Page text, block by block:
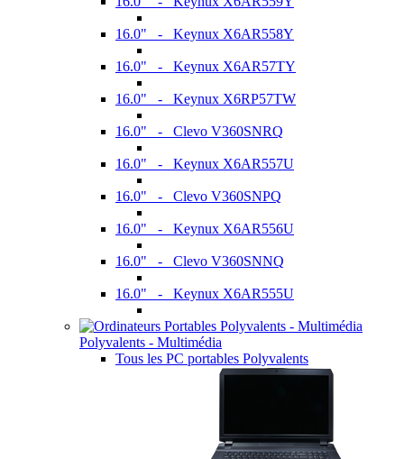
16.0" - Keynux X6AR558Y
16.0" - Keynux X6AR57TY
16.0" - Keynux X6RP57TW
16.0" - Clevo V360SNRQ
16.0" - Keynux X6AR557U
16.0" - Clevo V360SNPQ
16.0" - Keynux X6AR556U
16.0" - Clevo V360SNNQ
16.0" - Keynux X6AR555U
Polyvalents - Multimédia
Tous les PC portables Polyvalents